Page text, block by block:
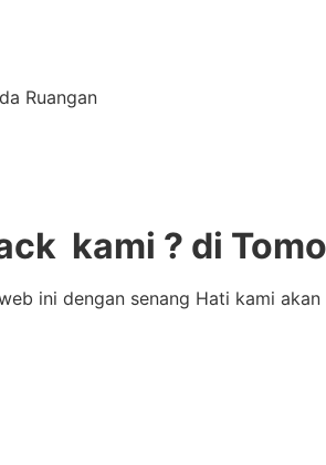
Ruangan
kami ? di
ini dengan senang Hati kami